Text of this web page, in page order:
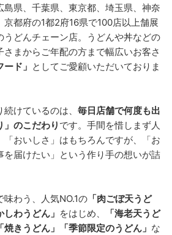
島県、千葉県、東京都、埼玉県、神奈
京都府の1都2府16県で100店以上舗展
うどんチェーン店。うどんや丼などの
まからご年配の方まで幅広いお客さ
ド」 としてご愛顧いただいておりま
続けているのは、毎日店舗で何度も出
」のこだわり です。手間を惜しまず人
おいしさ」はもちろんですが、「お
を届けたい」という作り手の想いが詰
わう、人気NO.1の 「肉ごぼ天うど
しわうどん」 をはじめ、
「海老天うど
きうどん」「季節限定のうどん」 な